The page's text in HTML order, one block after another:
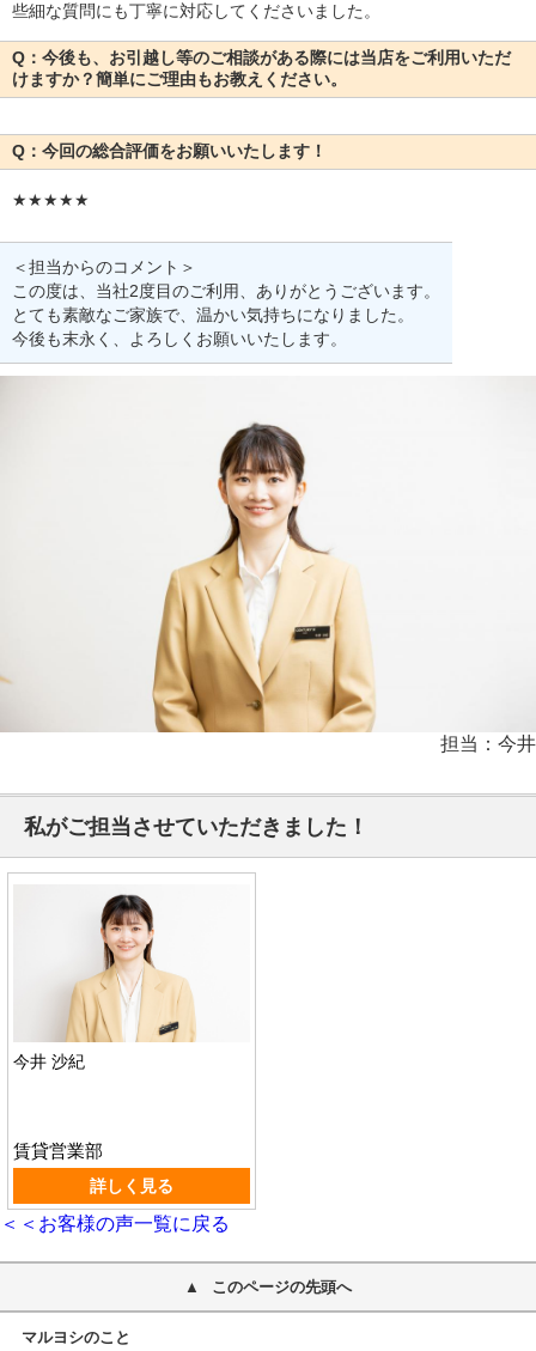
些細な質問にも丁寧に対応してくださいました。
Q：今後も、お引越し等のご相談がある際には当店をご利用いただ
けますか？簡単にご理由もお教えください。
Q：今回の総合評価をお願いいたします！
★★★★★
＜担当からのコメント＞
この度は、当社2度目のご利用、ありがとうございます。
とても素敵なご家族で、温かい気持ちになりました。
今後も末永く、よろしくお願いいたします。
担当：今井
私がご担当させていただきました！
今井 沙紀
賃貸営業部
詳しく見る
＜＜お客様の声一覧に戻る
このページの先頭へ
マルヨシのこと